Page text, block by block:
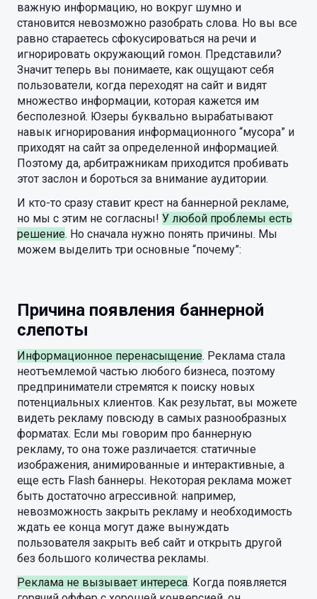
важную информацию, но вокруг шумно и
становится невозможно разобрать слова. Но вы все
равно стараетесь сфокусироваться на речи и
игнорировать окружающий гомон. Представили?
Значит теперь вы понимаете, как ощущают себя
пользователи, когда переходят на сайт и видят
множество информации, которая кажется им
бесполезной. Юзеры буквально вырабатывают
навык игнорирования информационного “мусора” и
приходят на сайт за определенной информацией.
Поэтому да, арбитражникам приходится пробивать
этот заслон и бороться за внимание аудитории.
И кто-то сразу ставит крест на баннерной рекламе,
но мы с этим не согласны! У любой проблемы есть
решение. Но сначала нужно понять причины. Мы
можем выделить три основные “почему”:
Причина появления баннерной
слепоты
Информационное перенасыщение. Реклама стала
неотъемлемой частью любого бизнеса, поэтому
предприниматели стремятся к поиску новых
потенциальных клиентов. Как результат, вы можете
видеть рекламу повсюду в самых разнообразных
форматах. Если мы говорим про баннерную
рекламу, то она тоже различается: статичные
изображения, анимированные и интерактивные, а
еще есть Flash баннеры. Некоторая реклама может
быть достаточно агрессивной: например,
невозможность закрыть рекламу и необходимость
ждать ее конца могут даже вынуждать
пользователя закрыть веб сайт и открыть другой
без большого количества рекламы.
Реклама не вызывает интереса. Когда появляется